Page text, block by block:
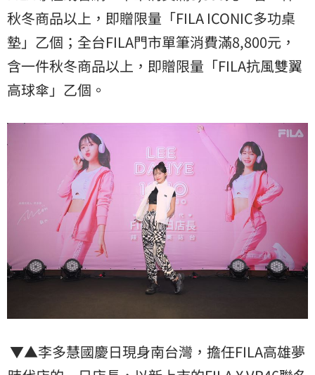
秋冬商品以上，即贈限量「FILA ICONIC多功桌
墊」乙個；全台FILA門市單筆消費滿8,800元，
含一件秋冬商品以上，即贈限量「FILA抗風雙翼
高球傘」乙個。
▼▲李多慧國慶日現身南台灣，擔任FILA高雄夢